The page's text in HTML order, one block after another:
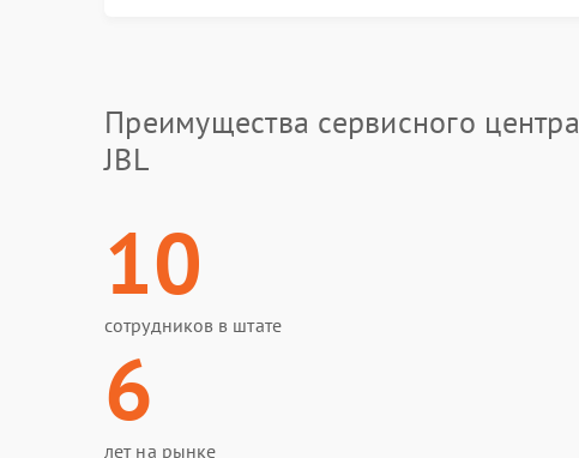
Преимущества сервисного центра
JBL
10
сотрудников в штате
6
лет на рынке